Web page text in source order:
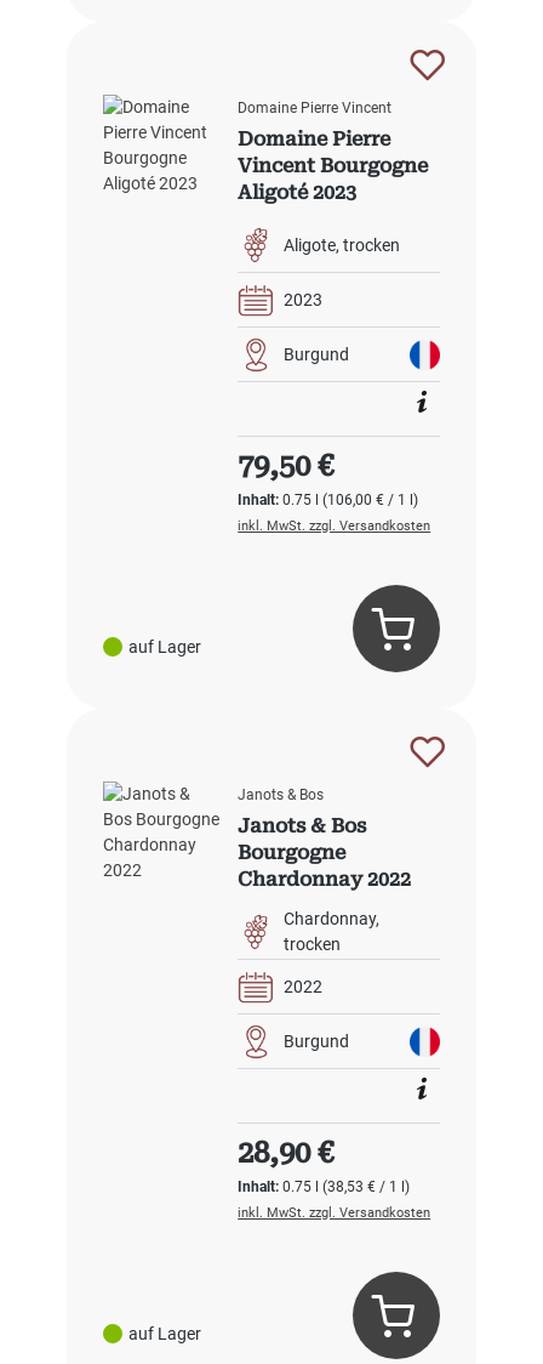
auf Lager
Domaine Pierre Vincent
Domaine Pierre
Vincent Bourgogne
Aligoté 2023
Aligote trocken
2023
Burgund
Inhalt:0.75 l(106,00 € / 1 l)
Regulärer Preis:
79,50 €
inkl. MwSt. zzgl. Versandkosten
auf Lager
Janots & Bos
Janots & Bos
Bourgogne
Chardonnay 2022
Chardonnay
trocken
2022
Burgund
Inhalt:0.75 l(38,53 € / 1 l)
Regulärer Preis:
28,90 €
inkl. MwSt. zzgl. Versandkosten